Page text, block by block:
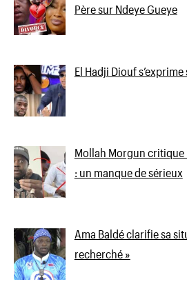
Père sur Ndeye Gueye
El Hadji Diouf
Mollah Morgun
: un manque de sérieux
Ama Baldé clarifie sa
recherché »